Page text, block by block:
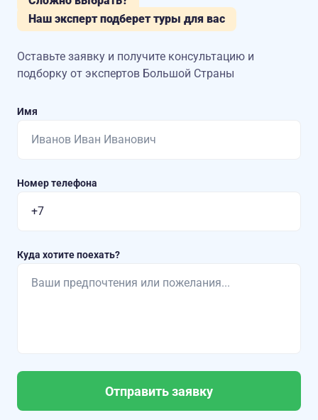
Наш эксперт подберет туры для вас
Оставьте заявку и получите консультацию и
подборку от экспертов Большой Страны
Имя
Номер телефона
Куда хотите поехать?
Отправить заявку